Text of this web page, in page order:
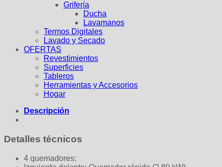
Grifería
Ducha
Lavamanos
Termos Digitales
Lavado y Secado
OFERTAS
Revestimientos
Superficies
Tableros
Herramientas y Accesorios
Hogar
Descripción
Detalles técnicos
4 quemadores: